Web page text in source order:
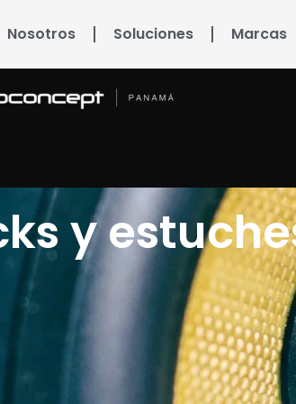
Nosotros Soluciones Marcas
y